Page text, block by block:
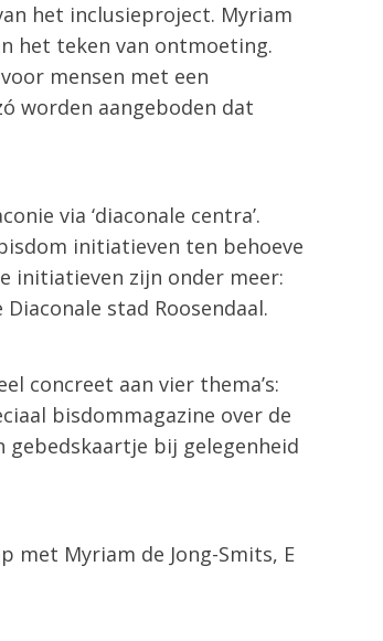
het inclusieproject. Myriam
het teken van ontmoeting.
mensen met een
worden aangeboden dat
via ‘diaconale centra’.
initiatieven ten behoeve
initiatieven zijn onder meer:
stad Roosendaal.
concreet aan vier thema’s:
bisdommagazine over de
gebedskaartje bij gelegenheid
Myriam de Jong-Smits, E